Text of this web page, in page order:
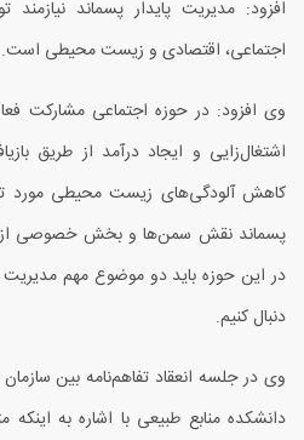
افزود: مدیریت پایدار پسماند
اجتماعی، اقتصادی و زیست محیطی است.
وی افزود: در حوزه اجتماعی مشارکت
اشتغال‌زایی و ایجاد درآمد از طریق
کاهش آلودگی‌های زیست محیطی مورد
پسماند نقش سمن‌ها و بخش خصوصی از
در این حوزه باید دو موضوع مهم
دنبال کنیم.
وی در جلسه انعقاد تفاهم‌نامه بین
دانشکده منابع طبیعی با اشاره به اینکه